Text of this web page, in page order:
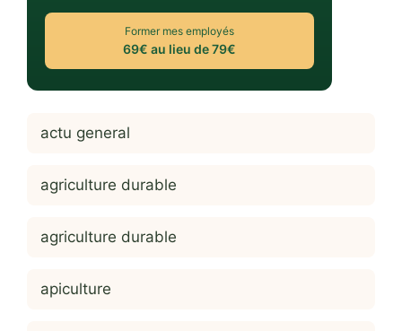
Former mes employés
69€ au lieu de 79€
actu general
agriculture durable
agriculture durable
apiculture